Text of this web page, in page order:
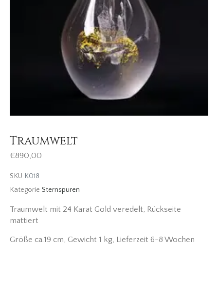
Traumwelt
€890,00
SKU K018
Kategorie Sternspuren
Traumwelt mit 24 Karat Gold veredelt, Rückseite
mattiert
Größe ca.19 cm, Gewicht 1 kg, Lieferzeit 6-8 Wochen